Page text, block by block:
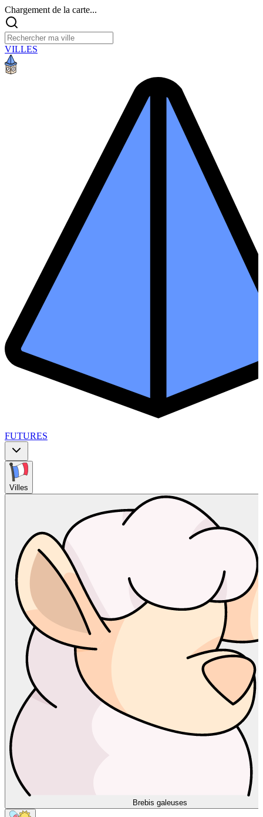
Chargement de la carte...
VILLES
FUTURES
Villes
Brebis galeuses